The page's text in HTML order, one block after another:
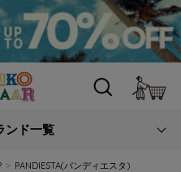
ンド一覧
PANDIESTA(パンディエスタ)